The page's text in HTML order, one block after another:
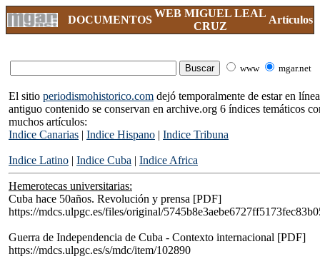
DOCUMENTOS
WEB MIGUEL LEAL
CRUZ
Artículos
www mgar.net
El sitio periodismohistorico.com dejó temporalmente de estar en
antiguo contenido se conservan en archive.org 6 índices temáticos
muchos artículos:
Indice Canarias | Indice Hispano | Indice Tribuna
Indice Latino | Indice Cuba | Indice Africa
Hemerotecas universitarias:
Cuba hace 50años. Revolución y prensa [PDF]
https://mdcs.ulpgc.es/files/original/
Guerra de Independencia de Cuba - Contexto internacional [PDF]
https://mdcs.ulpgc.es/s/mdc/item/102890